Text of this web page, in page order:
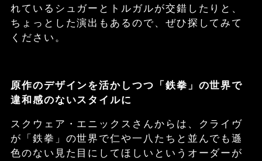
れているシュガーとトルガルが交錯したりと、
ちょっとした演出もあるので、ぜひ探してみて
ください。
原作のデザインを活かしつつ「鉄拳」の世界で
違和感のないスタイルに
スクウェア・エニックスさんからは、クライヴ
が「鉄拳」の世界で仁や一八たちと並んでも遜
色のない見た目にしてほしいというオーダーが